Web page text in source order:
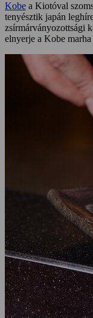
Kobe a Kiotóval
tenyésztik japán
zsírmárványozottsági
elnyerje a Kobe marha